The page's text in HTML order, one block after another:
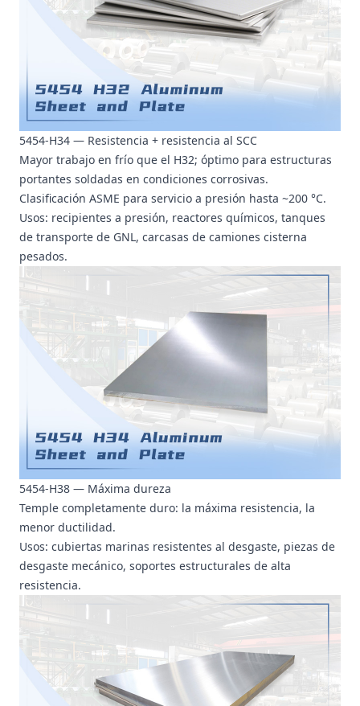
5454-H34 — Resistencia + resistencia al SCC
Mayor trabajo en frío que el H32; óptimo para estructuras
portantes soldadas en condiciones corrosivas.
Clasificación ASME para servicio a presión hasta ~200 °C.
Usos: recipientes a presión, reactores químicos, tanques
de transporte de GNL, carcasas de camiones cisterna
pesados.
5454-H38 — Máxima dureza
Temple completamente duro: la máxima resistencia, la
menor ductilidad.
Usos: cubiertas marinas resistentes al desgaste, piezas de
desgaste mecánico, soportes estructurales de alta
resistencia.